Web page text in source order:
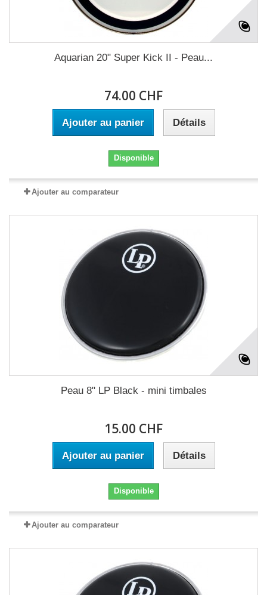
Aquarian 20" Super Kick II - Peau...
74.00 CHF
Ajouter au panier Détails
Disponible
Ajouter au comparateur
Peau 8" LP Black - mini timbales
15.00 CHF
Ajouter au panier Détails
Disponible
Ajouter au comparateur